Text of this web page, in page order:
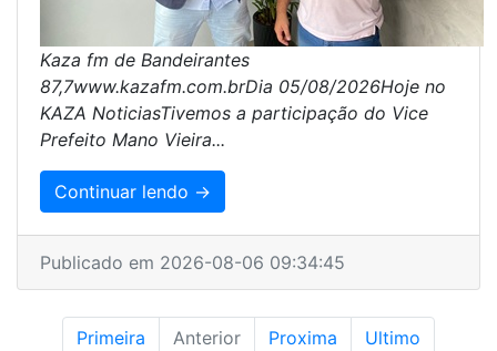
Kaza fm de Bandeirantes
87,7www.kazafm.com.brDia 05/08/2026Hoje no
KAZA NoticiasTivemos a participação do Vice
Prefeito Mano Vieira...
Continuar lendo →
Publicado em 2026-08-06 09:34:45
Primeira Anterior Proxima Ultimo